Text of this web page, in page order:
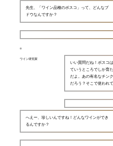
先生、「ワイン品種のボスコ」って、どんなブ
ドウなんですか？
ワイン研究家
いい質問だね！ボスコ
ていうところでしか育
だよ。あの有名なチン
だろう？そこで使われ
へえー、珍しいんですね！どんなワインができ
るんですか？